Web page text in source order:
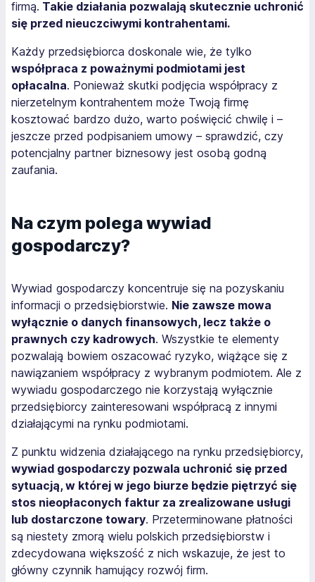
firmą. Takie działania pozwalają skutecznie uchronić
się przed nieuczciwymi kontrahentami.
Każdy przedsiębiorca doskonale wie, że tylko
współpraca z poważnymi podmiotami jest
opłacalna. Ponieważ skutki podjęcia współpracy z
nierzetelnym kontrahentem może Twoją firmę
kosztować bardzo dużo, warto poświęcić chwilę i –
jeszcze przed podpisaniem umowy – sprawdzić, czy
potencjalny partner biznesowy jest osobą godną
zaufania.
Na czym polega wywiad
gospodarczy?
Wywiad gospodarczy koncentruje się na pozyskaniu
informacji o przedsiębiorstwie. Nie zawsze mowa
wyłącznie o danych finansowych, lecz także o
prawnych czy kadrowych. Wszystkie te elementy
pozwalają bowiem oszacować ryzyko, wiążące się z
nawiązaniem współpracy z wybranym podmiotem. Ale z
wywiadu gospodarczego nie korzystają wyłącznie
przedsiębiorcy zainteresowani współpracą z innymi
działającymi na rynku podmiotami.
Z punktu widzenia działającego na rynku przedsiębiorcy,
wywiad gospodarczy pozwala uchronić się przed
sytuacją, w której w jego biurze będzie piętrzyć się
stos nieopłaconych faktur za zrealizowane usługi
lub dostarczone towary. Przeterminowane płatności
są niestety zmorą wielu polskich przedsiębiorstw i
zdecydowana większość z nich wskazuje, że jest to
główny czynnik hamujący rozwój firm.